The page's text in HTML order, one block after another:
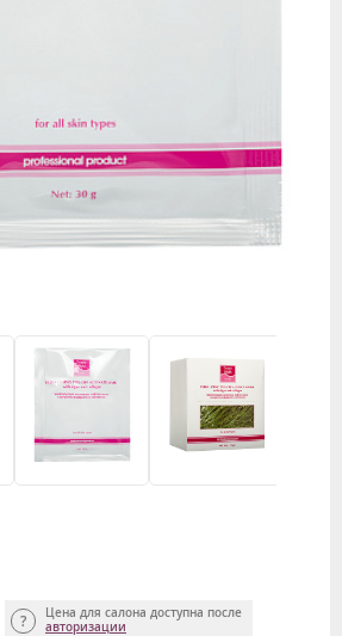
Цена для салона доступна после
авторизации